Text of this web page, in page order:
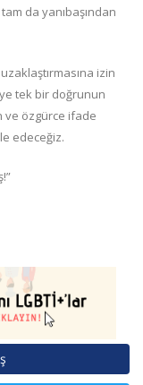
da yanıbaşından
izin
tek bir doğrunun
ve özgürce ifade
edeceğiz.